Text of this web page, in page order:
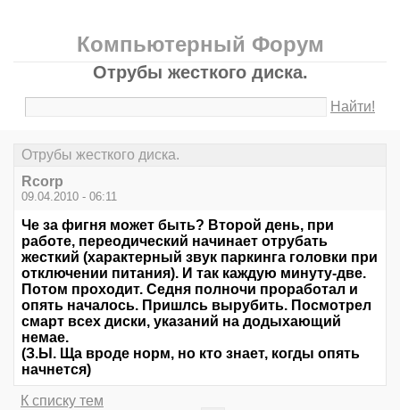
Компьютерный Форум
Отрубы жесткого диска.
Найти!
Отрубы жесткого диска.
Rcorp
09.04.2010 - 06:11
Че за фигня может быть? Второй день, при
работе, переодический начинает отрубать
жесткий (характерный звук паркинга головки при
отключении питания). И так каждую минуту-две.
Потом проходит. Седня полночи проработал и
опять началось. Пришлсь вырубить. Посмотрел
смарт всех диски, указаний на додыхающий
немае.
(З.Ы. Ща вроде норм, но кто знает, когды опять
начнется)
К списку тем